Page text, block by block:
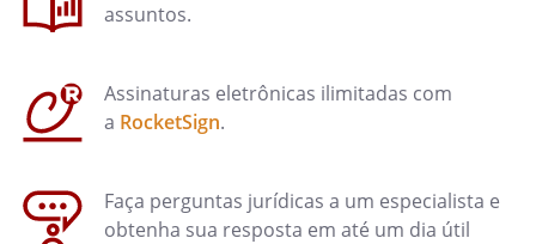
assuntos.
Assinaturas eletrônicas ilimitadas com
a RocketSign.
Faça perguntas jurídicas a um especialista e
obtenha sua resposta em até um dia útil